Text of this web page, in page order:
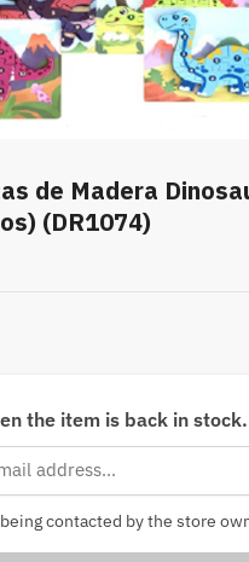
de Madera
(DR1074)
the item is back in stock.
contacted by the store